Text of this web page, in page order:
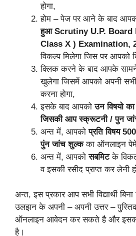
होगा,
होम – पेज पर आने के बाद
हुआ Scrutiny U.P. Board
Class X ) Examination,
विकल्प मिलेगा जिस पर आपको
क्लिक करने के बाद आपके
खुलेगा जिसमें आपको अपनी सभी
करना होगा,
इसके बाद आपको उन विषयो
जिसकी आप स्क्रूटनी / पुन
अन्त में, आपकोप्रति विषय
पुंन जांच शुल्कका ऑनलाइन
अन्त में, आपको सबमिटके
व इसकी रसीद प्राप्त कर लेनी
अन्त, इस प्रकार आप सभी विद्यार्थी
उलझन के अपनी – अपनी उत्तर –
ऑनलाइन आवेदन कर सकते है और
है।